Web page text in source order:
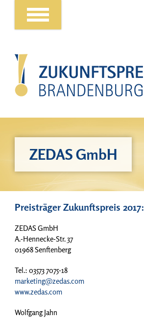
ZEDAS GmbH
Preisträger Zukunftspreis 2017:
ZEDAS GmbH
A.-Hennecke-Str. 37
01968 Senftenberg
Tel.: 03573 7075-18
marketing@zedas.com
www.zedas.com
Wolfgang Jahn